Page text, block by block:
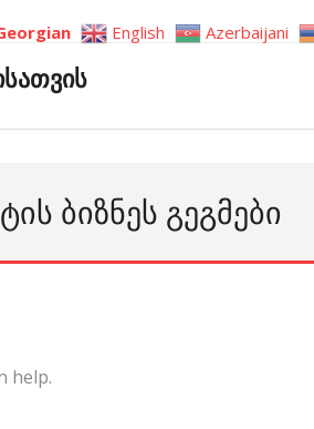
ᲑᲘᲖᲜᲔᲡ ᲒᲔᲒᲛᲔᲑᲘ
help.
English Azerbaijani